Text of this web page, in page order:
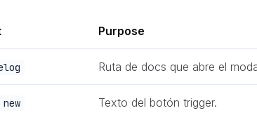
Purpose
Ruta de docs que abre el
Texto del botón trigger.